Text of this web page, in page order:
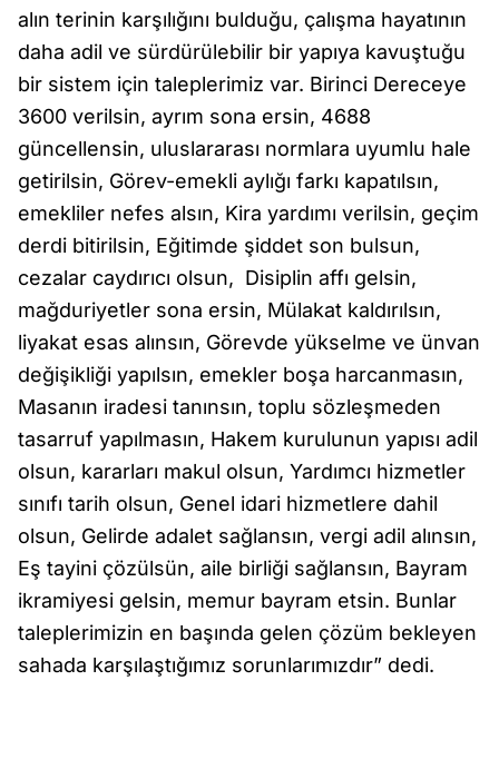
alın terinin karşılığını bulduğu, çalışma hayatının
daha adil ve sürdürülebilir bir yapıya kavuştuğu
bir sistem için taleplerimiz var. Birinci Dereceye
3600 verilsin, ayrım sona ersin, 4688
güncellensin, uluslararası normlara uyumlu hale
getirilsin, Görev-emekli aylığı farkı kapatılsın,
emekliler nefes alsın, Kira yardımı verilsin, geçim
derdi bitirilsin, Eğitimde şiddet son bulsun,
cezalar caydırıcı olsun, Disiplin affı gelsin,
mağduriyetler sona ersin, Mülakat kaldırılsın,
liyakat esas alınsın, Görevde yükselme ve ünvan
değişikliği yapılsın, emekler boşa harcanmasın,
Masanın iradesi tanınsın, toplu sözleşmeden
tasarruf yapılmasın, Hakem kurulunun yapısı adil
olsun, kararları makul olsun, Yardımcı hizmetler
sınıfı tarih olsun, Genel idari hizmetlere dahil
olsun, Gelirde adalet sağlansın, vergi adil alınsın,
Eş tayini çözülsün, aile birliği sağlansın, Bayram
ikramiyesi gelsin, memur bayram etsin. Bunlar
taleplerimizin en başında gelen çözüm bekleyen
sahada karşılaştığımız sorunlarımızdır” dedi.